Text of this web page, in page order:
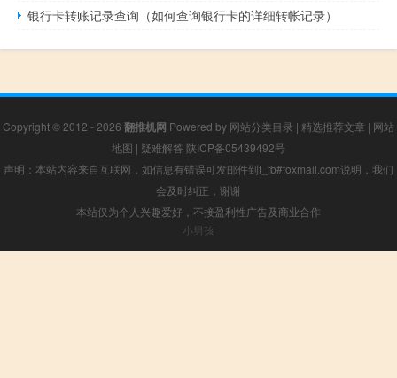
银行卡转账记录查询（如何查询银行卡的详细转帐记录）
Copyright © 2012 - 2026 翻推机网 Powered by 网站分类目录 | 精选推荐文章 | 网站
地图 | 疑难解答 陕ICP备05439492号
声明：本站内容来自互联网，如信息有错误可发邮件到f_fb#foxmail.com说明，我们
会及时纠正，谢谢
本站仅为个人兴趣爱好，不接盈利性广告及商业合作
小男孩